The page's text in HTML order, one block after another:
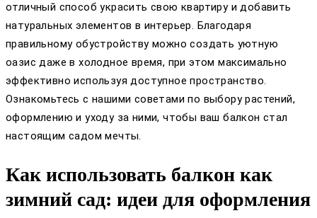
отличный способ украсить свою квартиру и добавить
натуральных элементов в интерьер. Благодаря
правильному обустройству можно создать уютную
оазис даже в холодное время, при этом максимально
эффективно используя доступное пространство.
Ознакомьтесь с нашими советами по выбору растений,
оформлению и уходу за ними, чтобы ваш балкон стал
настоящим садом мечты.
Как использовать балкон как
зимний сад: идеи для оформления